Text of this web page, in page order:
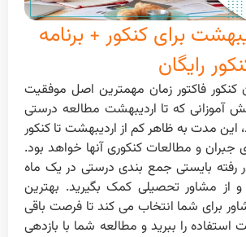
برای کنکور + برنامه
رایگان
کنکور فاکتور زمان مهمترین اصل موفقیت
آموزانی که تا اردیبهشت مطالعه درستی
این مدت به ظاهر کم از اردیبهشت تا کنکور
و مطالعات کنکوری آنها خواهد بود.
رفته بایستی جمع بندی درستی در یک ماه
از مشاور تحصیلی کمک بگیرید. بهترین
برای شما انتخاب می کند تا فرصت باقی
استفاده را ببرید و مطالعه شما با بازدهی